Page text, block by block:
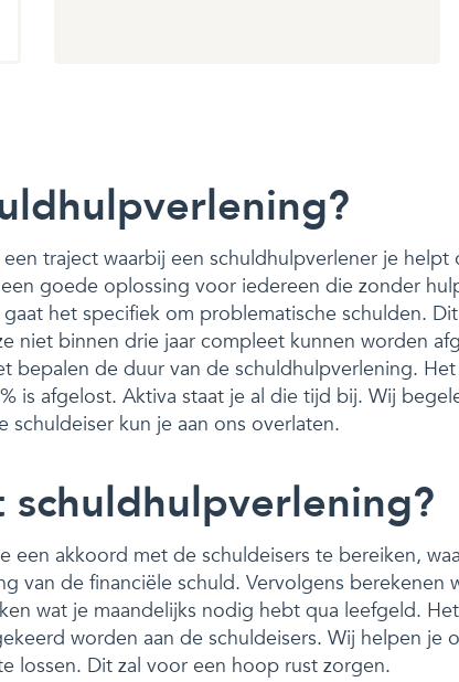
traject waarbij een schuldhulpverlener je helpt
goede oplossing voor iedereen die zonder
het specifiek om problematische schulden.
niet binnen drie jaar compleet kunnen worden
bepalen de duur van de schuldhulpverlening.
is afgelost. Aktiva staat je al die tijd bij. Wij
kun je aan ons overlaten.
een akkoord met de schuldeisers te bereiken,
van de financiële schuld. Vervolgens berekenen
wat je maandelijks nodig hebt qua leefgeld.
worden aan de schuldeisers. Wij helpen je
lossen. Dit zal voor een hoop rust zorgen.